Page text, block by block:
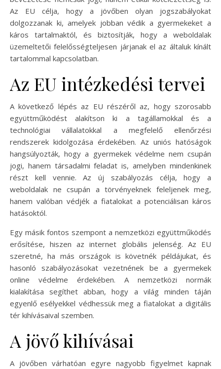
Az EU célja, hogy a jövőben olyan jogszabályokat
dolgozzanak ki, amelyek jobban védik a gyermekeket a
káros tartalmaktól, és biztosítják, hogy a weboldalak
üzemeltetői felelősségteljesen járjanak el az általuk kínált
tartalommal kapcsolatban.
Az EU intézkedési tervei
A következő lépés az EU részéről az, hogy szorosabb
együttműködést alakítson ki a tagállamokkal és a
technológiai vállalatokkal a megfelelő ellenőrzési
rendszerek kidolgozása érdekében. Az uniós hatóságok
hangsúlyozták, hogy a gyermekek védelme nem csupán
jogi, hanem társadalmi feladat is, amelyben mindenkinek
részt kell vennie. Az új szabályozás célja, hogy a
weboldalak ne csupán a törvényeknek feleljenek meg,
hanem valóban védjék a fiatalokat a potenciálisan káros
hatásoktól.
Egy másik fontos szempont a nemzetközi együttműködés
erősítése, hiszen az internet globális jelenség. Az EU
szeretné, ha más országok is követnék példájukat, és
hasonló szabályozásokat vezetnének be a gyermekek
online védelme érdekében. A nemzetközi normák
kialakítása segíthet abban, hogy a világ minden táján
egyenlő esélyekkel védhessük meg a fiatalokat a digitális
tér kihívásaival szemben.
A jövő kihívásai
A jövőben várhatóan egyre nagyobb figyelmet kapnak